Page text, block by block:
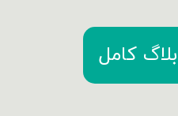
کامل